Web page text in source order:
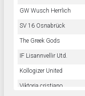
GW Wusch Herrlich
SV 16 Osnabrück
The Greek Gods
IF Lisannvellir Utd.
Kollogizer United
Viktoria cristiano